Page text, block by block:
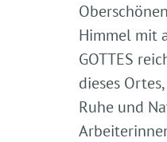
Himmel mit
GOTTES
dieses
Ruhe und